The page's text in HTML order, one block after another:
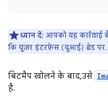
ध्यान दें: आपको यह कार्रवाई
कि यूज़र इंटरफ़ेस (यूआई) थ्रेड पर.
बिटमैप खोलने के बाद, उसे
है.